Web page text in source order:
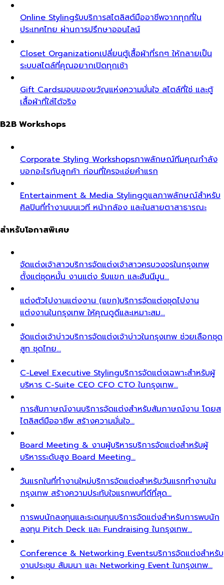
Online Stylingรับบริการสไตลิสต์มืออาชีพจากทุกที่ใน
ประเทศไทย ผ่านการปรึกษาออนไลน์
Closet Organizationเปลี่ยนตู้เสื้อผ้าที่รกๆ ให้กลายเป็น
ระบบสไตล์ที่คุณอยากเปิดทุกเช้า
Gift Cardsมอบของขวัญแห่งความมั่นใจ สไตล์ที่ใช่ และตู้
เสื้อผ้าที่ใส่ได้จริง
B2B Workshops
Corporate Styling Workshopsภาพลักษณ์ทีมคุณกำลัง
บอกอะไรกับลูกค้า ก่อนที่ใครจะเอ่ยคำแรก
Entertainment & Media Stylingดูแลภาพลักษณ์สำหรับ
ศิลปินที่ทำงานบนเวที หน้ากล้อง และในสายตาสาธารณะ
สำหรับโอกาสพิเศษ
จัดแต่งเจ้าสาวบริการจัดแต่งเจ้าสาวครบวงจรในกรุงเทพ
ตั้งแต่ชุดหมั้น งานแต่ง รับแขก และฮันนีมูน…
แต่งตัวไปงานแต่งงาน (แขก)บริการจัดแต่งชุดไปงาน
แต่งงานในกรุงเทพ ให้คุณดูดีและเหมาะสม…
จัดแต่งเจ้าบ่าวบริการจัดแต่งเจ้าบ่าวในกรุงเทพ ช่วยเลือกชุด
สูท ชุดไทย…
C-Level Executive Stylingบริการจัดแต่งเฉพาะสำหรับผู้
บริหาร C-Suite CEO CFO CTO ในกรุงเทพ…
การสัมภาษณ์งานบริการจัดแต่งสำหรับสัมภาษณ์งาน โดยส
ไตลิสต์มืออาชีพ สร้างความมั่นใจ…
Board Meeting & งานผู้บริหารบริการจัดแต่งสำหรับผู้
บริหารระดับสูง Board Meeting…
วันแรกในที่ทำงานใหม่บริการจัดแต่งสำหรับวันแรกทำงานใน
กรุงเทพ สร้างความประทับใจแรกพบที่ดีที่สุด…
การพบนักลงทุนและระดมทุนบริการจัดแต่งสำหรับการพบนัก
ลงทุน Pitch Deck และ Fundraising ในกรุงเทพ…
Conference & Networking Eventsบริการจัดแต่งสำหรับ
งานประชุม สัมมนา และ Networking Event ในกรุงเทพ…